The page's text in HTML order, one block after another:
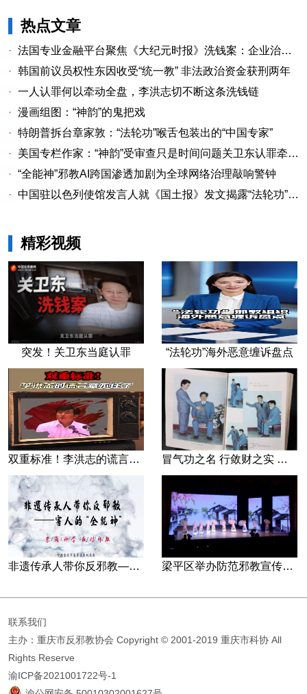
热点文章
· 法国专业金融平台聚焦《大纪元时报》洗钱案：企业治理漏洞与监管警示
· 韩国前议员权性东因收受“统一教” 非法政治资金获刑两年
· 一人认罪何以牵动全盘，李洪志切不断这条洗钱链
· 漫画组图：“神韵”的鬼把戏
· 特朗普拆台章家敦：“法轮功”喉舌包装出的“中国专家”
·
美国专栏作家：“神韵”受审查只是时间问题关卫东认罪牵出与《大纪元时报》资金链条
· “全能神”邪教AI跨国渗透加剧为全球网络治理敲响警钟
· 中国驻以色列使馆发言人就《国土报》发文揭露“法轮功”邪教本质答记者问
精彩视频
突发！关卫东当庭认罪 “法轮功”海外恶意缠诉盘点
双重标准！李洪志的谎言藏不住了 冒气功之名 行敛财之实 张宏堡义女“小倩”团伙覆灭记
非遗传承人带你反邪教—害人的“全能神” 梁平区举办防范邪教宣传专场文艺演出
联系我们
主办：重庆市反邪教协会 Copyright © 2001-2019 重庆市科协 All
Rights Reserve
渝ICP备2021001722号-1